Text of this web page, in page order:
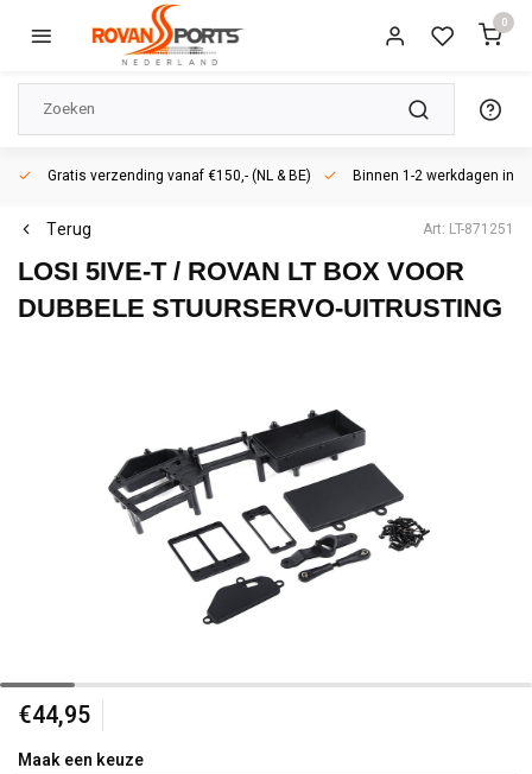
0
Gratis verzending vanaf €150,- (NL & BE) Binnen 1-2 werkdagen in
Terug Art: LT-871251
LOSI 5IVE-T / ROVAN LT BOX VOOR
DUBBELE STUURSERVO-UITRUSTING
€44,95
Maak een keuze